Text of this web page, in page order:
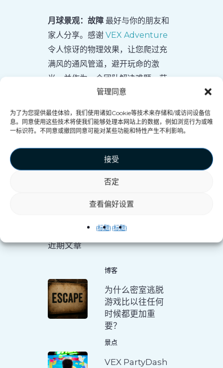
管理同意
为了为您提供最佳体验，我们使用诸如Cookie等技术来存储和/或访问设备信
息。同意使用这些技术将使我们能够处理本网站上的数据，例如浏览行为或唯
一标识符。不同意或撤回同意可能对某些功能和特性产生不利影响。
接受
否定
查看偏好设置
{标题}{标题}
月球景观：故障 最好与你的朋友和
家人分享。感谢VEX Adventure
令人惊讶的物理效果，让您爬过充
满风的通风管道，避开玩命的激
光，并作为一个团队解决难题，获
得难忘的体验！
近期文章
博客
为什么密室逃脱
游戏比以往任何
时候都更加重
要？
景点
VEX PartyDash